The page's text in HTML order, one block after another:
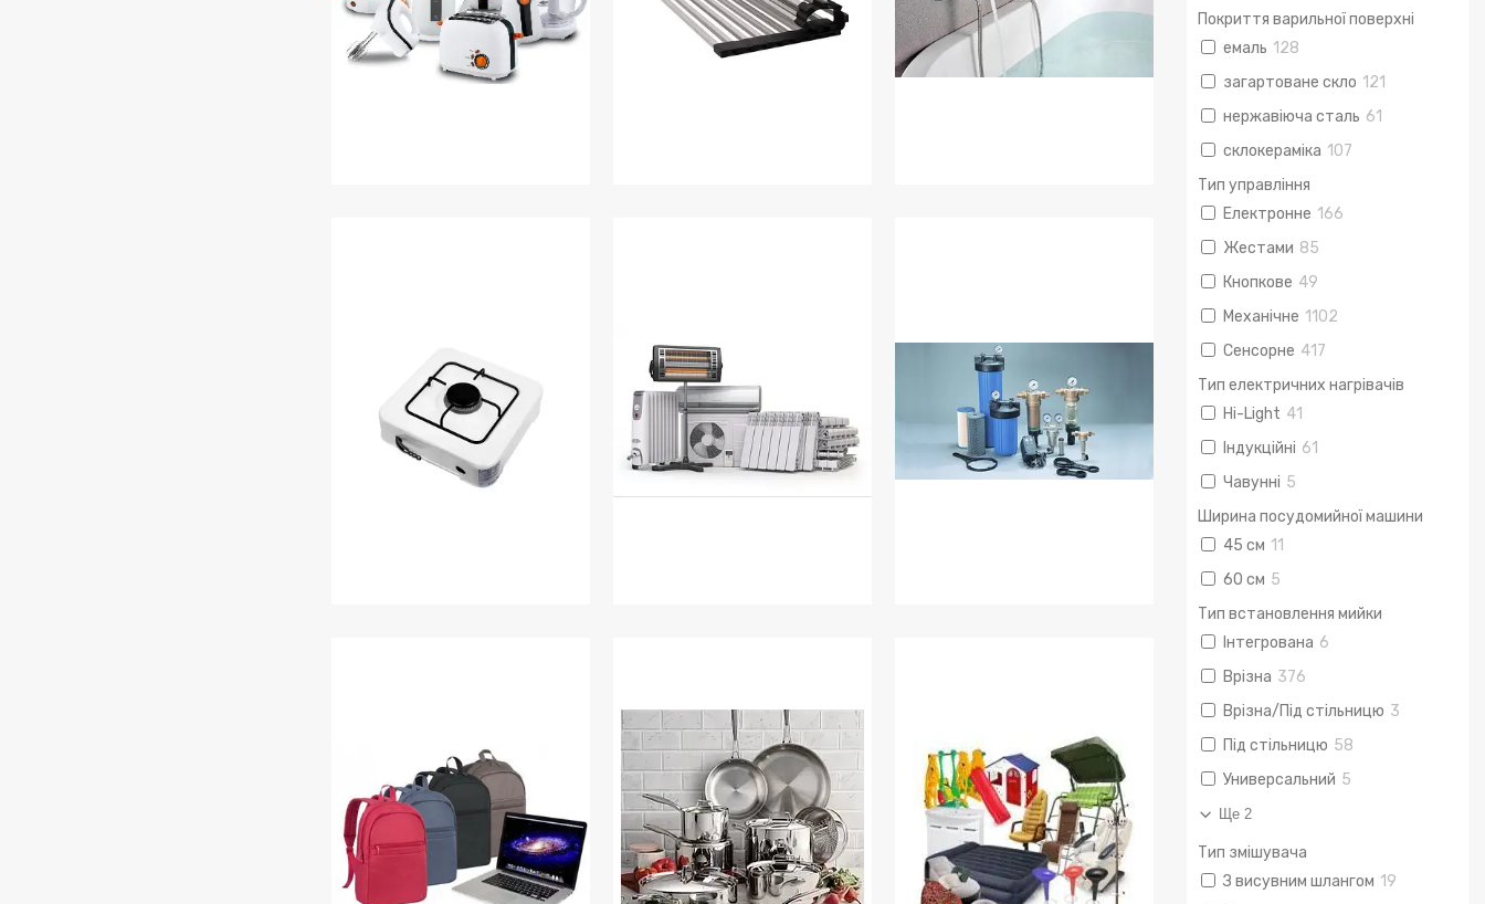
Покриття варильної поверхні
емаль 128
загартоване скло 121
нержавіюча сталь 61
склокераміка 107
Тип управління
Електронне 166
Жестами 85
Кнопкове 49
Механічне 1102
Сенсорне 417
Тип електричних нагрівачів
Hi-Light 41
Індукційні 61
Чавунні 5
Ширина посудомийної машини
45 см 11
60 см 5
Тип встановлення мийки
Інтегрована 6
Врізна 376
Врізна/Під стільницю 3
Під стільницю 58
Универсальний 5
Ще 2
Тип змішувача
З висувним шлангом 19